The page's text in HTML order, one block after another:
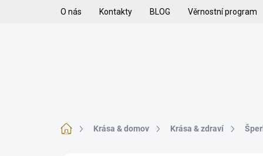
O nás Kontakty BLOG Věrnostní program
Domů Krása & domov Krása & zdraví